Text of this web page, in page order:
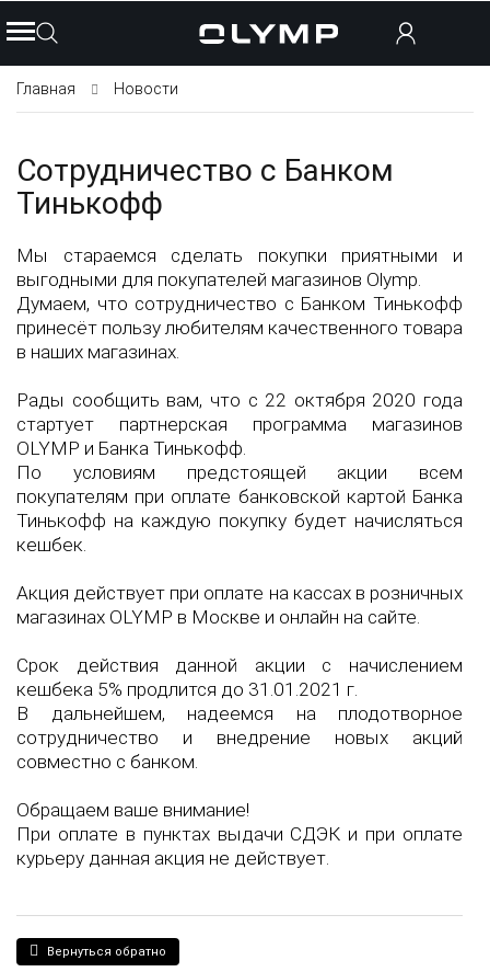
Главная Новости
Сотрудничество с Банком
Тинькофф
Мы стараемся сделать покупки приятными и
выгодными для покупателей магазинов Olymp.
Думаем, что сотрудничество с Банком Тинькофф
принесёт пользу любителям качественного товара
в наших магазинах.
Рады сообщить вам, что с 22 октября 2020 года
стартует партнерская программа магазинов
OLYMP и Банка Тинькофф.
По условиям предстоящей акции всем
покупателям при оплате банковской картой Банка
Тинькофф на каждую покупку будет начисляться
кешбек.
Акция действует при оплате на кассах в розничных
магазинах OLYMP в Москве и онлайн на сайте.
Срок действия данной акции с начислением
кешбека 5% продлится до 31.01.2021 г.
В дальнейшем, надеемся на плодотворное
сотрудничество и внедрение новых акций
совместно с банком.
Обращаем ваше внимание!
При оплате в пунктах выдачи СДЭК и при оплате
курьеру данная акция не действует.
Вернуться обратно